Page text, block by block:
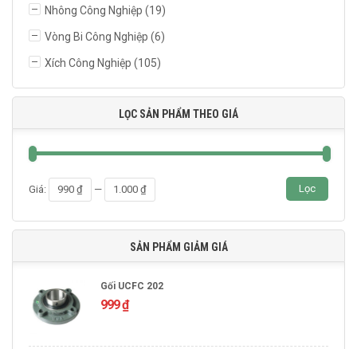
Nhông Công Nghiệp (19)
Vòng Bi Công Nghiệp (6)
Xích Công Nghiệp (105)
LỌC SẢN PHẨM THEO GIÁ
nhất
nhất
Lọc
Giá: 990 ₫ — 1.000 ₫
SẢN PHẨM GIẢM GIÁ
Gối UCFC 202
999₫